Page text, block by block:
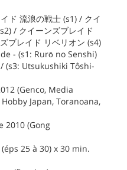
ド 流浪の戦士 (s1) / クイ
/ クイーンズブレイド
ブレイド リベリオン (s4)
- (s1: Rurō no Senshi)
(s3: Utsukushiki Tôshi-
(Genco, Media
Japan, Toranoana,
2010 (Gong
25 à 30) x 30 min.